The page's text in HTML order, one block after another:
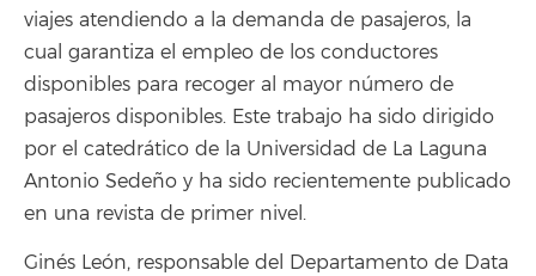
viajes atendiendo a la demanda de pasajeros, la
cual garantiza el empleo de los conductores
disponibles para recoger al mayor número de
pasajeros disponibles. Este trabajo ha sido dirigido
por el catedrático de la Universidad de La Laguna
Antonio Sedeño y ha sido recientemente publicado
en una revista de primer nivel.
Ginés León, responsable del Departamento de Data